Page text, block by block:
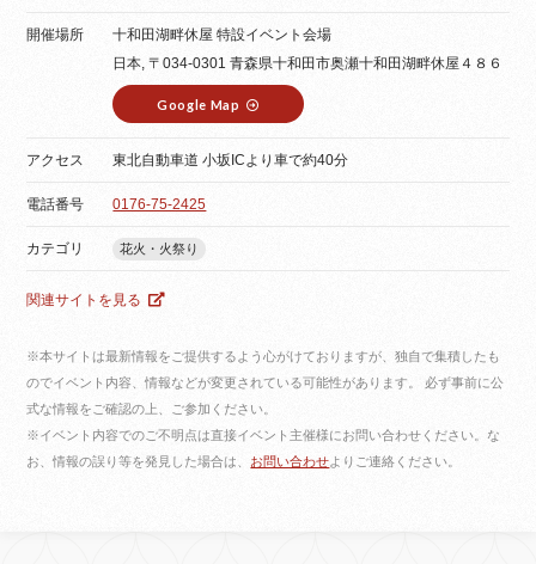
開催場所
十和田湖畔休屋 特設イベント会場
日本, 〒034-0301 青森県十和田市奥瀬十和田湖畔休屋４８６
Google Map
アクセス 東北自動車道 小坂ICより車で約40分
電話番号 0176-75-2425
カテゴリ 花火・火祭り
関連サイトを見る
※本サイトは最新情報をご提供するよう心がけておりますが、独自で集積したも
のでイベント内容、情報などが変更されている可能性があります。 必ず事前に公
式な情報をご確認の上、ご参加ください。
※イベント内容でのご不明点は直接イベント主催様にお問い合わせください。な
お、情報の誤り等を発見した場合は、 お問い合わせよりご連絡ください。